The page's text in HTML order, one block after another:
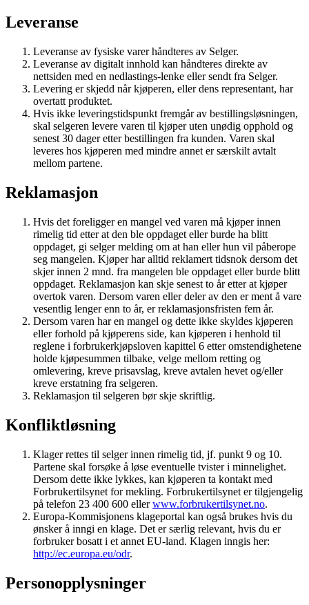
Leveranse
Leveranse av fysiske varer håndteres av Selger.
Leveranse av digitalt innhold kan håndteres direkte av
nettsiden med en nedlastings-lenke eller sendt fra Selger.
Levering er skjedd når kjøperen, eller dens representant, har
overtatt produktet.
Hvis ikke leveringstidspunkt fremgår av bestillingsløsningen,
skal selgeren levere varen til kjøper uten unødig opphold og
senest 30 dager etter bestillingen fra kunden. Varen skal
leveres hos kjøperen med mindre annet er særskilt avtalt
mellom partene.
Reklamasjon
Hvis det foreligger en mangel ved varen må kjøper innen
rimelig tid etter at den ble oppdaget eller burde ha blitt
oppdaget, gi selger melding om at han eller hun vil påberope
seg mangelen. Kjøper har alltid reklamert tidsnok dersom det
skjer innen 2 mnd. fra mangelen ble oppdaget eller burde blitt
oppdaget. Reklamasjon kan skje senest to år etter at kjøper
overtok varen. Dersom varen eller deler av den er ment å vare
vesentlig lenger enn to år, er reklamasjonsfristen fem år.
Dersom varen har en mangel og dette ikke skyldes kjøperen
eller forhold på kjøperens side, kan kjøperen i henhold til
reglene i forbrukerkjøpsloven kapittel 6 etter omstendighetene
holde kjøpesummen tilbake, velge mellom retting og
omlevering, kreve prisavslag, kreve avtalen hevet og/eller
kreve erstatning fra selgeren.
Reklamasjon til selgeren bør skje skriftlig.
Konfliktløsning
Klager rettes til selger innen rimelig tid, jf. punkt 9 og 10.
Partene skal forsøke å løse eventuelle tvister i minnelighet.
Dersom dette ikke lykkes, kan kjøperen ta kontakt med
Forbrukertilsynet for mekling. Forbrukertilsynet er tilgjengelig
på telefon 23 400 600 ellerwww.forbrukertilsynet.no.
Europa-Kommisjonens klageportal kan også brukes hvis du
ønsker å inngi en klage. Det er særlig relevant, hvis du er
forbruker bosatt i et annet EU-land. Klagen inngis her:
http://ec.europa.eu/odr.
Personopplysninger